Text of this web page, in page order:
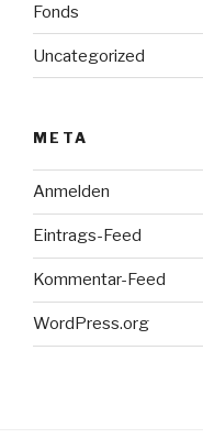
Fonds
Uncategorized
META
Anmelden
Eintrags-Feed
Kommentar-Feed
WordPress.org